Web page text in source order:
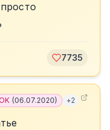
7735
(06.07.2020) +2